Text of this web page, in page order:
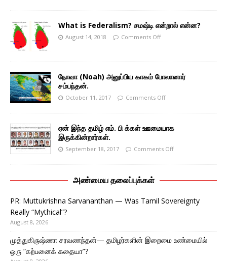
What is Federalism? சமஷ்டி என்றால் என்ன?
August 14, 2018 Comments Off
நோவா (Noah) அனுப்பிய காகம் போலானார்
சம்பந்தன்.
October 11, 2017 Comments Off
ஏன் இந்த தமிழ் எம். பி க்கள் ஊமையாக
இருக்கின்றார்கள்.
September 18, 2017 Comments Off
அண்மைய தலைப்புக்கள்
PR: Muttukrishna Sarvananthan — Was Tamil Sovereignty
Really “Mythical”?
August 8, 2026
முத்துகிருஷ்ணா சரவணந்தன்— தமிழர்களின் இறைமை உண்மையில்
ஒரு “கற்பனைக் கதையா”?